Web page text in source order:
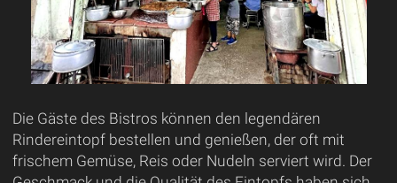
Die Gäste des Bistros können den legendären
Rindereintopf bestellen und genießen, der oft mit
frischem Gemüse, Reis oder Nudeln serviert wird. Der